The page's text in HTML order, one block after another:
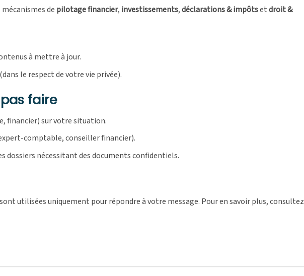
de pilotage financier, investissements,déclarations & impôtsetdroit &
à mettre à jour.
le respect de votre vie privée).
faire
financier) sur votre situation.
comptable, conseiller financier).
dossiers nécessitant des documents confidentiels.
utilisées uniquement pour répondre à votre message. Pour en savoir plus, consultez